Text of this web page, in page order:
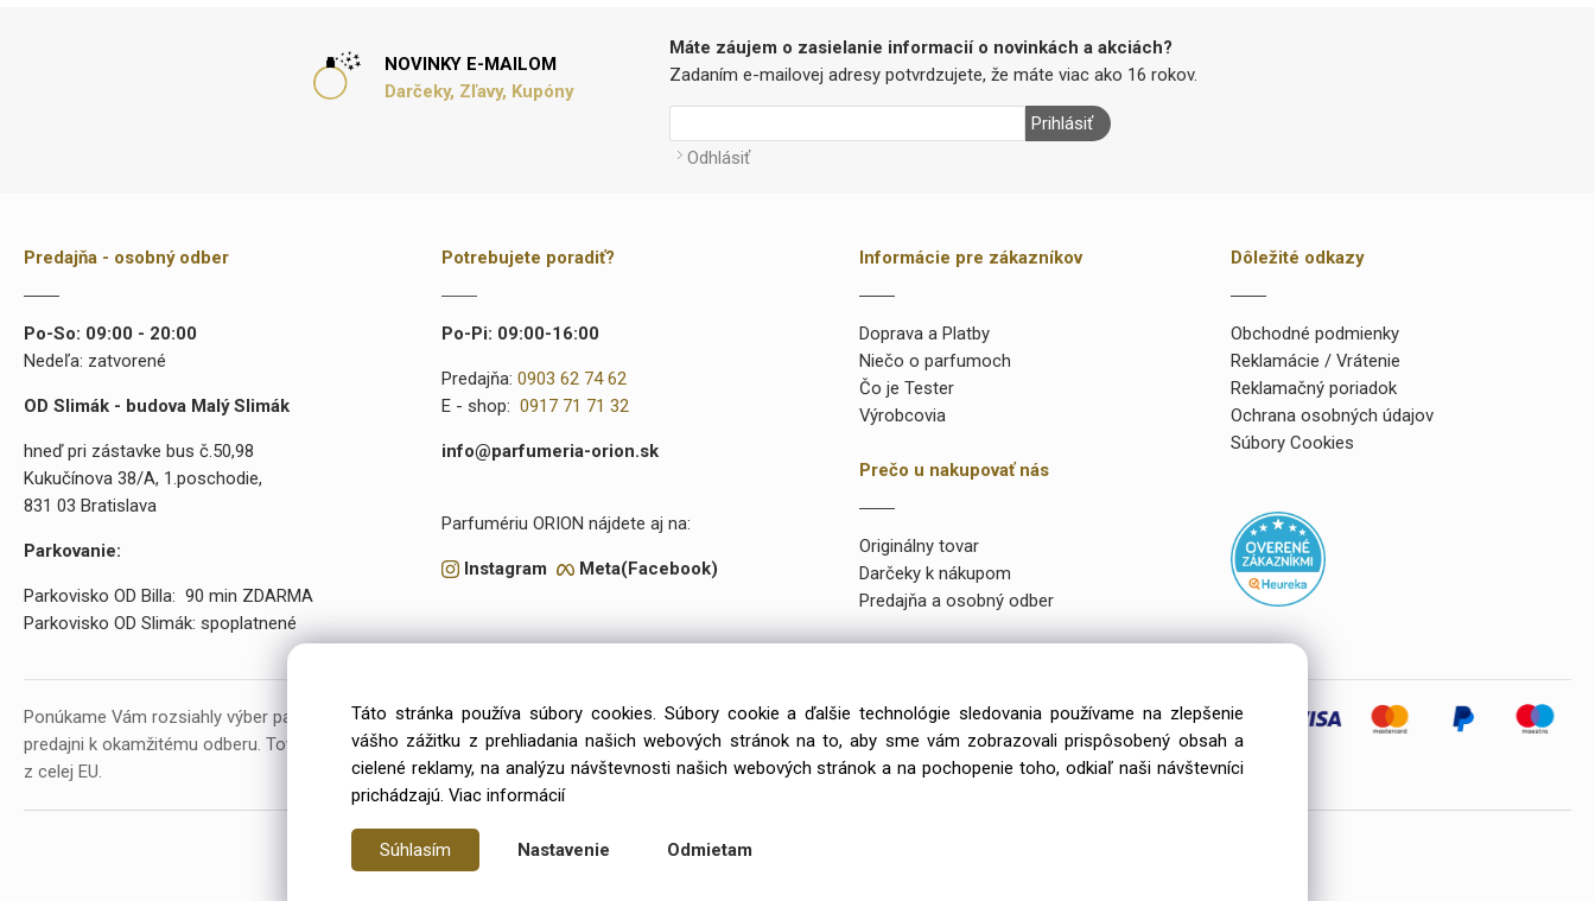
NOVINKY E-MAILOM
Darčeky, Zľavy, Kupóny
Máte záujem o zasielanie informacií o novinkách a akciách?
Zadaním e-mailovej adresy potvrdzujete, že máte viac ako 16 rokov.
Prihlásiť
Odhlásiť
Predajňa - osobný odber
Po-So: 09:00 - 20:00
Nedeľa: zatvorené
OD Slimák - budova Malý Slimák
hneď pri zástavke bus č.50,98
Kukučínova 38/A, 1.poschodie,
831 03 Bratislava
Parkovanie:
Parkovisko OD Billa: 90 min ZDARMA
Parkovisko OD Slimák: spoplatnené
Potrebujete poradiť?
Po-Pi: 09:00-16:00
Predajňa:0903 62 74 62
E - shop:0917 71 71 32
info@parfumeria-orion.sk
Parfumériu ORION nájdete aj na:
Instagram Meta(Facebook)
Informácie pre zákazníkov
Doprava a Platby
Niečo o parfumoch
Čo je Tester
Výrobcovia
Prečo u nakupovať nás
Originálny tovar
Darčeky k nákupom
Predajňa a osobný odber
Dôležité odkazy
Obchodné podmienky
Reklamácie / Vrátenie
Reklamačný poriadok
Ochrana osobných údajov
Súbory Cookies
Ponúkame Vám rozsiahly výber parfumov a kozmetiky. V našej ponuke máme takmer 15 000 rôznych položiek a vyše 2000 priamo na
predajni k okamžitému odberu. Tovar objednávame už od roku 2099 výlučne iba u preverených a kvalitných veľkoobchodných dodávateľov
z celej EU.
Copyright © 2026 Parfumeria ORION, All rights reserved
Táto stránka používa súbory cookies. Súbory cookie a ďalšie technológie sledovania používame na zlepšenie
vášho zážitku z prehliadania našich webových stránok na to, aby sme vám zobrazovali prispôsobený obsah a
cielené reklamy, na analýzu návštevnosti našich webových stránok a na pochopenie toho, odkiaľ naši návštevníci
prichádzajú. Viac informácií
Súhlasím Nastavenie Odmietam